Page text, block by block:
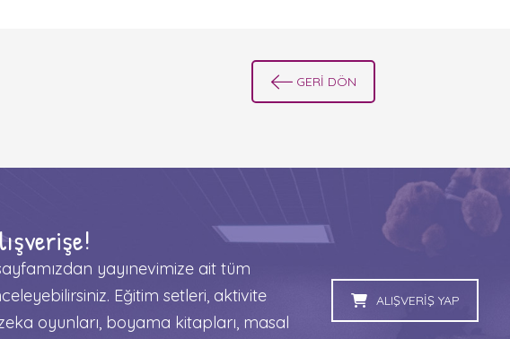
GERİ DÖN
yayınevimize ait tüm
Eğitim setleri, aktivite
oyunları, boyama kitapları, masal
ALIŞVERİŞ YAP